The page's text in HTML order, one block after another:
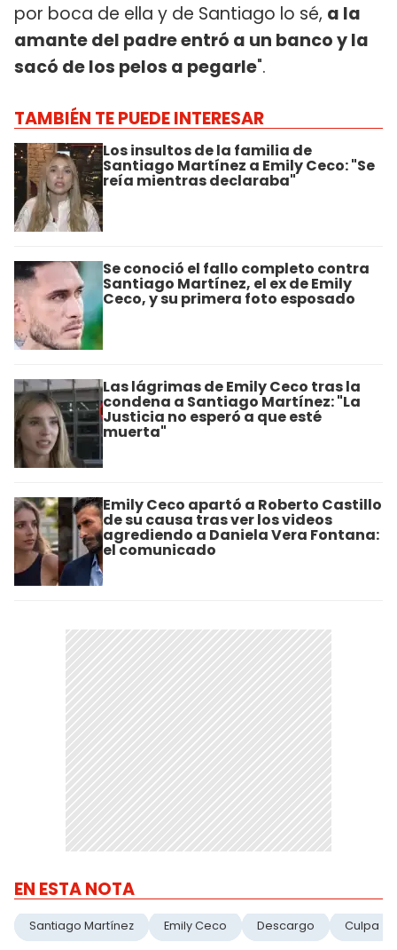
por boca de ella y de Santiago lo sé, a la
amante del padre entró a un banco y la
sacó de los pelos a pegarle".
TAMBIÉN TE PUEDE INTERESAR
Los insultos de la familia de
Santiago Martínez a Emily Ceco: "Se
reía mientras declaraba"
Se conoció el fallo completo contra
Santiago Martínez, el ex de Emily
Ceco, y su primera foto esposado
Las lágrimas de Emily Ceco tras la
condena a Santiago Martínez: "La
Justicia no esperó a que esté
muerta"
Emily Ceco apartó a Roberto Castillo
de su causa tras ver los videos
agrediendo a Daniela Vera Fontana:
el comunicado
EN ESTA NOTA
Santiago Martínez Emily Ceco Descargo Culpa